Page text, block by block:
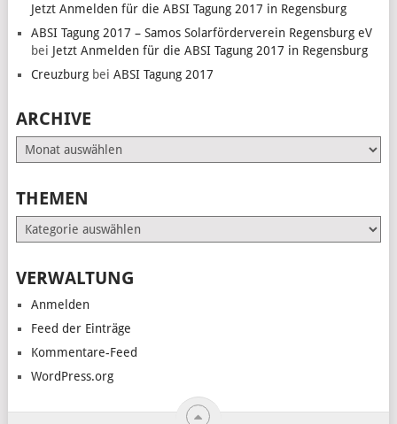
Jetzt Anmelden für die ABSI Tagung 2017 in Regensburg
ABSI Tagung 2017 – Samos Solarförderverein Regensburg eV
bei Jetzt Anmelden für die ABSI Tagung 2017 in Regensburg
Creuzburgbei ABSI Tagung 2017
ARCHIVE
Archive
THEMEN
Themen
VERWALTUNG
Anmelden
Feed der Einträge
Kommentare-Feed
WordPress.org